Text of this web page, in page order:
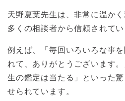
天野夏葉先生は、非常に温か
多くの相談者から信頼されてい
例えば、「毎回いろいろな事
れて、ありがとうございます
生の鑑定は当たる」といった
せられています。